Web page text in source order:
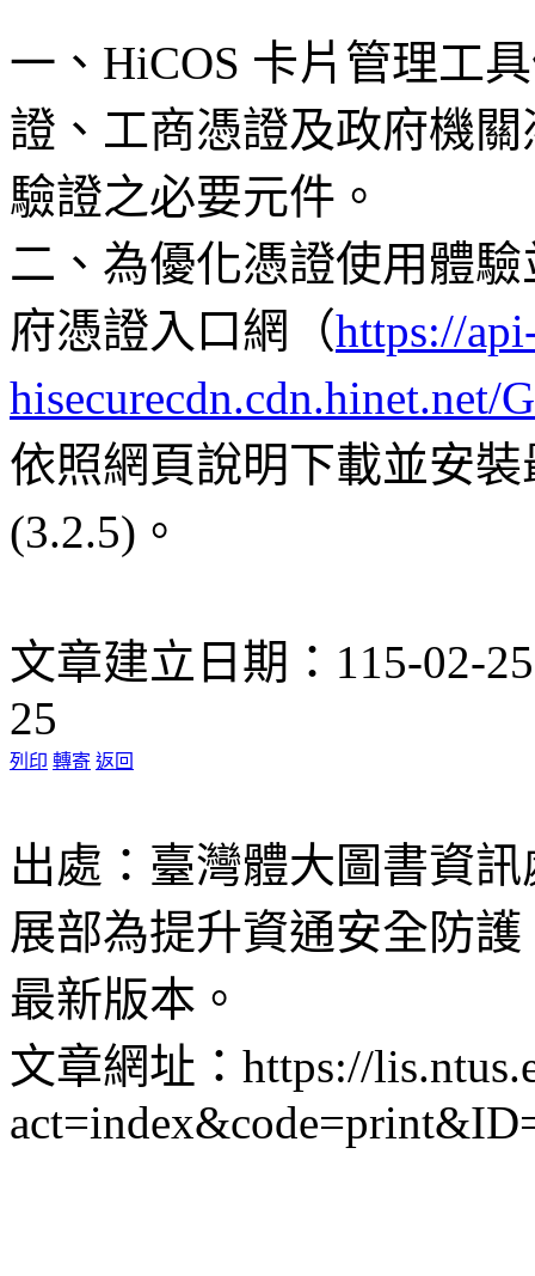
一、HiCOS 卡片管理工
證、工商憑證及政府機
驗證之必要元件。
二、為優化憑證使用體
府憑證入口網（https://
依照網頁說明下載並安
(3.2.5)。
文章建立日期：115-02-
25
列印 轉寄 返回
出處：臺灣體大圖書資
展部為提升資通安全防
最新版本。
文章網址：https://